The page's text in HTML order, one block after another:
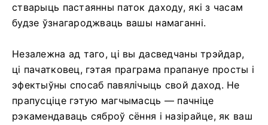
стварыць пастаянны паток даходу, які з часам
будзе ўзнагароджваць вашы намаганні.
Незалежна ад таго, ці вы дасведчаны трэйдар,
ці пачатковец, гэтая праграма прапануе просты і
эфектыўны спосаб павялічыць свой даход. Не
прапусціце гэтую магчымасць — пачніце
рэкамендаваць сяброў сёння і назірайце, як ваш